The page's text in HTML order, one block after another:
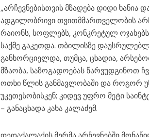
„არჩევნებისთვის მზადება დიდი ხანია
ადგილობრივი თვითმმართველობის
რაიონს, სოფლებს, კონკრეტულ
საქმე გაკეთდა. თბილისზე
განხორციელდა, თუმცა, ცხადია,
მზაობა, საზოგადოებას წარვუდგინოთ
ოთხი წლის განმავლობაში და როგორ
უკეთესობისკენ; კიდევ უფრო მეტი
– განაცხადა კახა კალაძემ.